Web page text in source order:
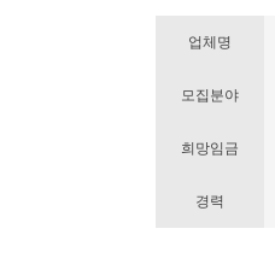
업체명
모집분야
희망임금
경력